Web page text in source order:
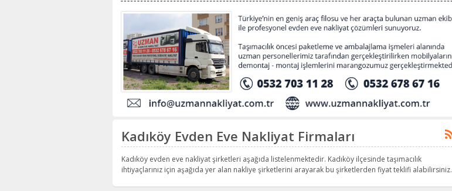
Kadıköy Evden Eve Nakliyat Firmaları
Kadıköy evden eve nakliyat şirketleri aşağıda listelenmektedir. Kadıköy ilçesinde taşımacılık
ihtiyaçlarınız için aşağıda yer alan nakliye şirketlerini arayarak bu şirketlerden fiyat teklifi alabilirsiniz.